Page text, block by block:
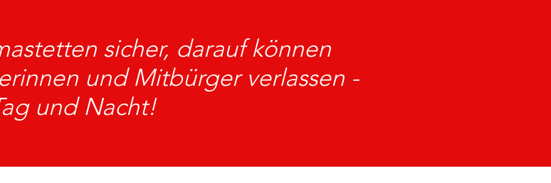
sicher, darauf können
und Mitbürger verlassen -
und Nacht!